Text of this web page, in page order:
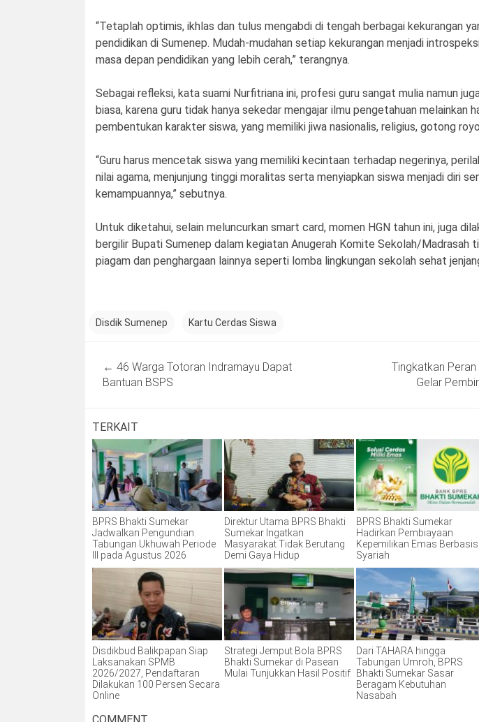
“Tetaplah optimis, ikhlas dan tulus mengabdi di tengah berbagai kekurangan
pendidikan di Sumenep. Mudah-mudahan setiap kekurangan menjadi
masa depan pendidikan yang lebih cerah,” terangnya.
Sebagai refleksi, kata suami Nurfitriana ini, profesi guru sangat mulia namun
biasa, karena guru tidak hanya sekedar mengajar ilmu pengetahuan melainkan
pembentukan karakter siswa, yang memiliki jiwa nasionalis, religius, gotong
“Guru harus mencetak siswa yang memiliki kecintaan terhadap negerinya,
nilai agama, menjunjung tinggi moralitas serta menyiapkan siswa menjadi diri
kemampuannya,” sebutnya.
Untuk diketahui, selain meluncurkan smart card, momen HGN tahun ini, juga
bergilir Bupati Sumenep dalam kegiatan Anugerah Komite Sekolah/Madrasah
piagam dan penghargaan lainnya seperti lomba lingkungan sekolah sehat
Disdik Sumenep Kartu Cerdas Siswa
navigation
← 46 Warga Totoran Indramayu Dapat
Bantuan BSPS
Tingkatkan Peran
Gelar
TERKAIT
BPRS Bhakti Sumekar
Jadwalkan Pengundian
Tabungan Ukhuwah Periode
III pada Agustus 2026
Direktur Utama BPRS Bhakti
Sumekar Ingatkan
Masyarakat Tidak Berutang
Demi Gaya Hidup
BPRS Bhakti Sumekar
Hadirkan Pembiayaan
Kepemilikan Emas Berbasis
Syariah
Disdikbud Balikpapan Siap
Laksanakan SPMB
2026/2027, Pendaftaran
Dilakukan 100 Persen Secara
Online
Strategi Jemput Bola BPRS
Bhakti Sumekar di Pasean
Mulai Tunjukkan Hasil Positif
Dari TAHARA hingga
Tabungan Umroh, BPRS
Bhakti Sumekar Sasar
Beragam Kebutuhan
Nasabah